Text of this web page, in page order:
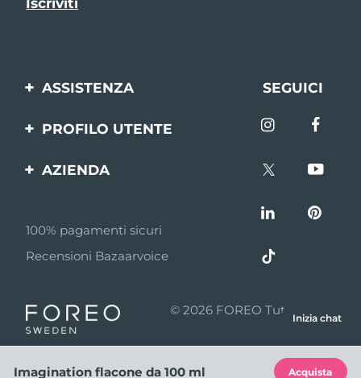
ASSISTENZA
Contattaci
SEGUICI
PROFILO UTENTE
prodotto
AZIENDA
Affiliazione
Notizie di affiliazione
Sconto giovani
100% pagamenti sicuri
Recensioni Bazaarvoice
© 2026 FOREO Tutti i diritti
riservati
Inizia chat
Imagination flacone da 100 ml Acquista